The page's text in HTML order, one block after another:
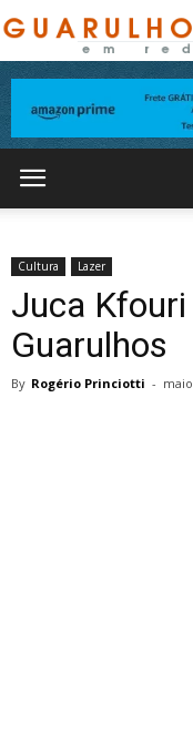
Cultura Lazer
Juca
Guarulhos
By Rogério Princiotti -